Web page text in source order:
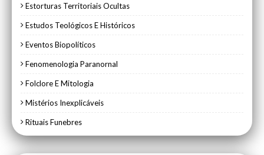
Estorturas Territoriais Ocultas
Estudos Teológicos E Históricos
Eventos Biopolíticos
Fenomenologia Paranornal
Folclore E Mitologia
Mistérios Inexplicáveis
Rituais Funebres